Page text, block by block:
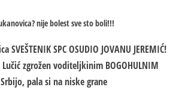
nije bolest sve sto boli!!!
SVEŠTENIK SPC OSUDIO JOVANU JEREMIĆ!
zgrožen voditeljkinim BOGOHULNIM
pala si na niske grane